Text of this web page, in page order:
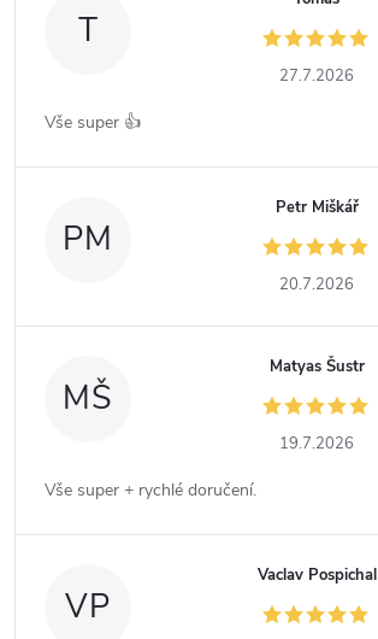
T
27.7.2026
Vše super 👍
PM
Petr Miškář
20.7.2026
MŠ
Matyas Šustr
19.7.2026
Vše super + rychlé doručení.
VP
Vaclav Pospichal